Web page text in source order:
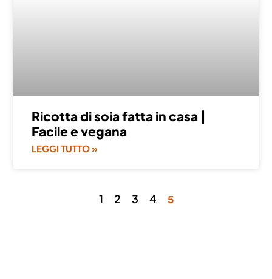
Ricotta di soia fatta in casa |
Facile e vegana
LEGGI TUTTO »
1 2 3 4 5